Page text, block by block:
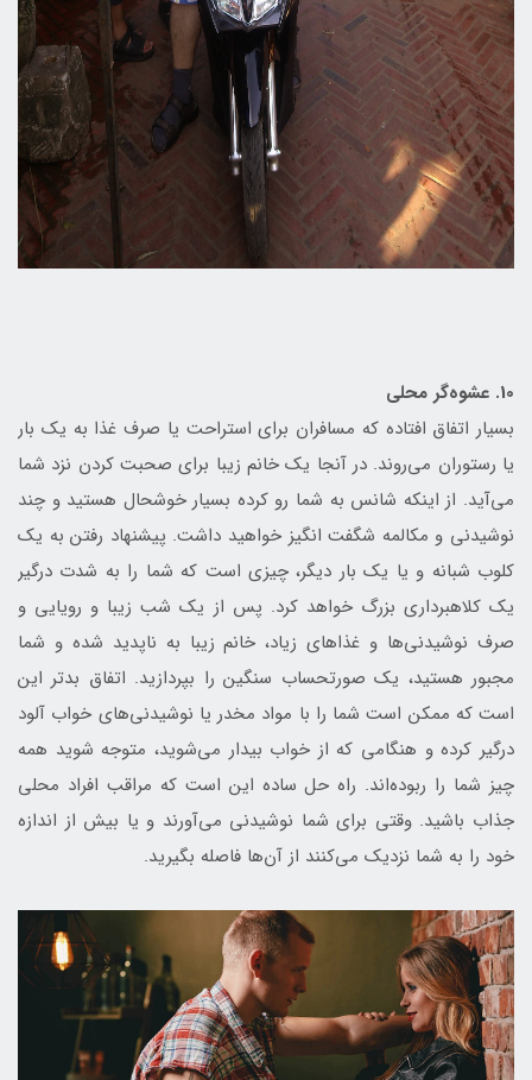
10. عشوه‌گر محلی
بسیار اتفاق افتاده که مسافران برای استراحت یا صرف غذا به یک بار
یا رستوران می‌روند. در آنجا یک خانم زیبا برای صحبت کردن نزد شما
می‌آید. از اینکه شانس به شما رو کرده بسیار خوشحال هستید و چند
نوشیدنی و مکالمه شگفت انگیز خواهید داشت. پیشنهاد رفتن به یک
کلوب شبانه و یا یک بار دیگر، چیزی است که شما را به شدت درگیر
یک کلاهبرداری بزرگ خواهد کرد. پس از یک شب زیبا و رویایی و
صرف نوشیدنی‌ها و غذاهای زیاد، خانم زیبا به ناپدید شده و شما
مجبور هستید، یک صورتحساب سنگین را بپردازید. اتفاق بدتر این
است که ممکن است شما را با مواد مخدر یا نوشیدنی‌های خواب آلود
درگیر کرده و هنگامی که از خواب بیدار می‌شوید، متوجه شوید همه
چیز شما را ربوده‌اند. راه حل ساده این است که مراقب افراد محلی
جذاب باشید. وقتی برای شما نوشیدنی می‌آورند و یا بیش از اندازه
خود را به شما نزدیک می‌کنند از آن‌ها فاصله بگیرید.